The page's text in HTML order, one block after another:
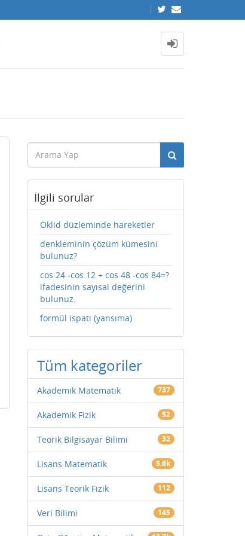
İlgili sorular
Öklid düzleminde hareketler
denkleminin çözüm kümesini
bulunuz?
cos 24 -cos 12 + cos 48 -cos 84=?
ifadesinin sayısal değerini
bulunuz.
formül ispatı (yansıma)
Tüm kategoriler
Akademik Matematik 737
Akademik Fizik 52
Teorik Bilgisayar Bilimi 32
Lisans Matematik 5.6k
Lisans Teorik Fizik 112
Veri Bilimi 145